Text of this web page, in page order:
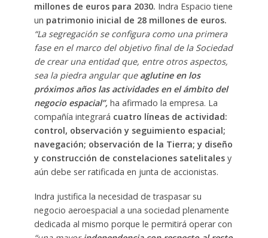
millones de euros para 2030. Indra Espacio tiene
un patrimonio inicial de 28 millones de euros.
“La segregación se configura como una primera
fase en el marco del objetivo final de la Sociedad
de crear una entidad que, entre otros aspectos,
sea la piedra angular que aglutine en los
próximos años las actividades en el ámbito del
negocio espacial”,ha afirmado la empresa. La
compañía integrará cuatro líneas de actividad:
control, observación y seguimiento espacial;
navegación; observación de la Tierra; y diseño
y construcción de constelaciones satelitales y
aún debe ser ratificada en junta de accionistas.
Indra justifica la necesidad de traspasar su
negocio aeroespacial a una sociedad plenamente
dedicada al mismo porque le permitirá operar con